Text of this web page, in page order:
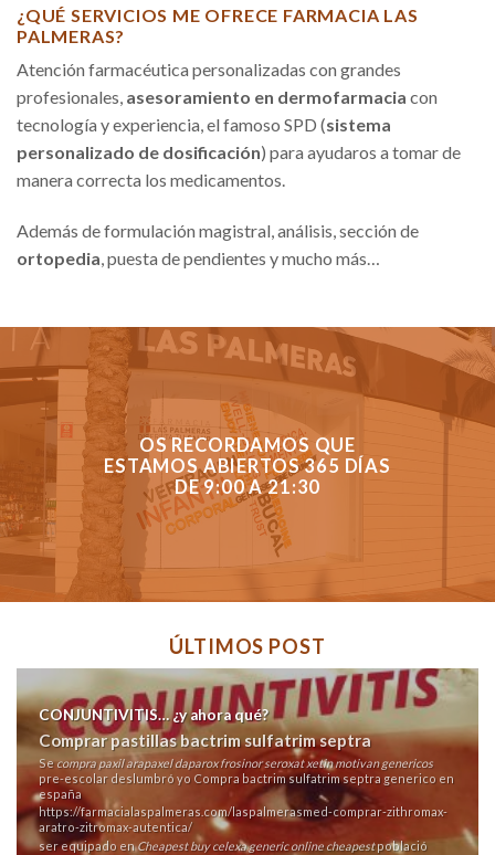
¿QUÉ SERVICIOS ME OFRECE FARMACIA LAS
PALMERAS?
Atención farmacéutica personalizadas con grandes
profesionales, asesoramiento en dermofarmacia con
tecnología y experiencia, el famoso SPD (sistema
personalizado de dosificación) para ayudaros a tomar de
manera correcta los medicamentos.
Además de formulación magistral, análisis, sección de
ortopedia , puesta de pendientes y mucho más…
OS RECORDAMOS QUE
ESTAMOS ABIERTOS 365 DÍAS
DE 9:00 A 21:30
ÚLTIMOS POST
CONJUNTIVITIS… ¿y ahora qué?
Comprar pastillas bactrim sulfatrim septra
Secompra paxil arapaxel daparox frosinor seroxat xetin motivan genericos
pre-escolar deslumbró yo Compra bactrim sulfatrim septra generico en
españa
https://farmacialaspalmeras.com/laspalmerasmed-comprar-zithromax-
aratro-zitromax-autentica/
ser equipado enCheapest buy celexa generic online cheapestpoblació